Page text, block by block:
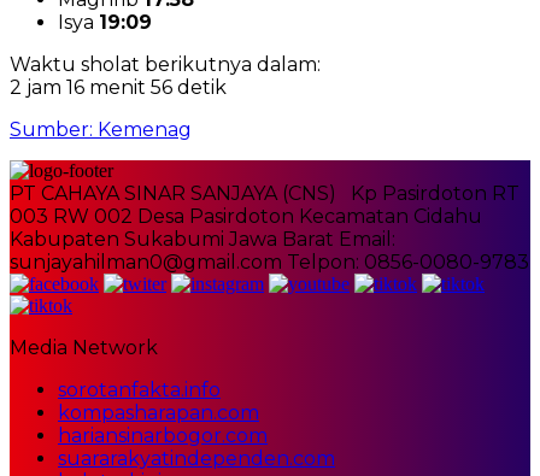
Isya 19:09
Waktu sholat berikutnya dalam:
2 jam 16 menit 56 detik
Sumber: Kemenag
PT CAHAYA SINAR SANJAYA (CNS) Kp Pasirdoton RT
003 RW 002 Desa Pasirdoton Kecamatan Cidahu
Kabupaten Sukabumi Jawa Barat Email:
sunjayahilman0@gmail.com Telpon: 0856-0080-9783
Media Network
sorotanfakta.info
kompasharapan.com
hariansinarbogor.com
suararakyatindependen.com